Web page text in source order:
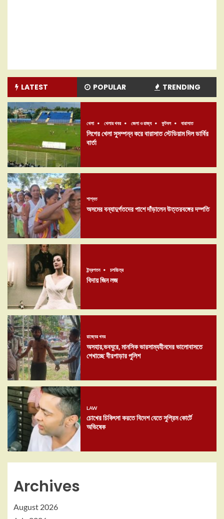
LATEST POPULAR TRENDING
খেলা খেলার খবর জেলা ও রাজ্য ফুটবল বারাসাত
লিগের খেলা সুসম্পন্ন করে বারাসাত স্টেডিয়াম দিল ডার্বির
বার্তা
শাশ্বত
অসমের বন্যাদুর্গতদের পাশে দাঁড়ালেন উত্তরবঙ্গের দম্পতি
ইন্দ্রপতন চলচ্চিত্র
বিদায় জিন লজ
রাজ্যের খবর
অসহায়,ভবঘুরে, মানসিক ভারসাম্যহীনদের ভালোবাসতে
শেখাচ্ছে বীরপাড়ার পুলিশ
LAW
চোখের চিকিৎসা করতে বিদেশ যেতে সুপ্রিম কোর্টে
অভিষেক
Archives
August 2026